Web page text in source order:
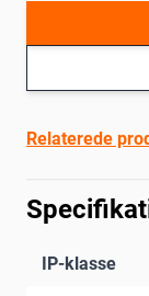
Relaterede
IP-klasse